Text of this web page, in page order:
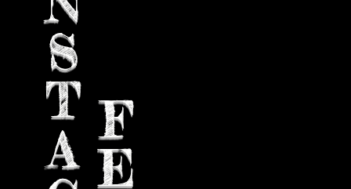
S
T
A F
E